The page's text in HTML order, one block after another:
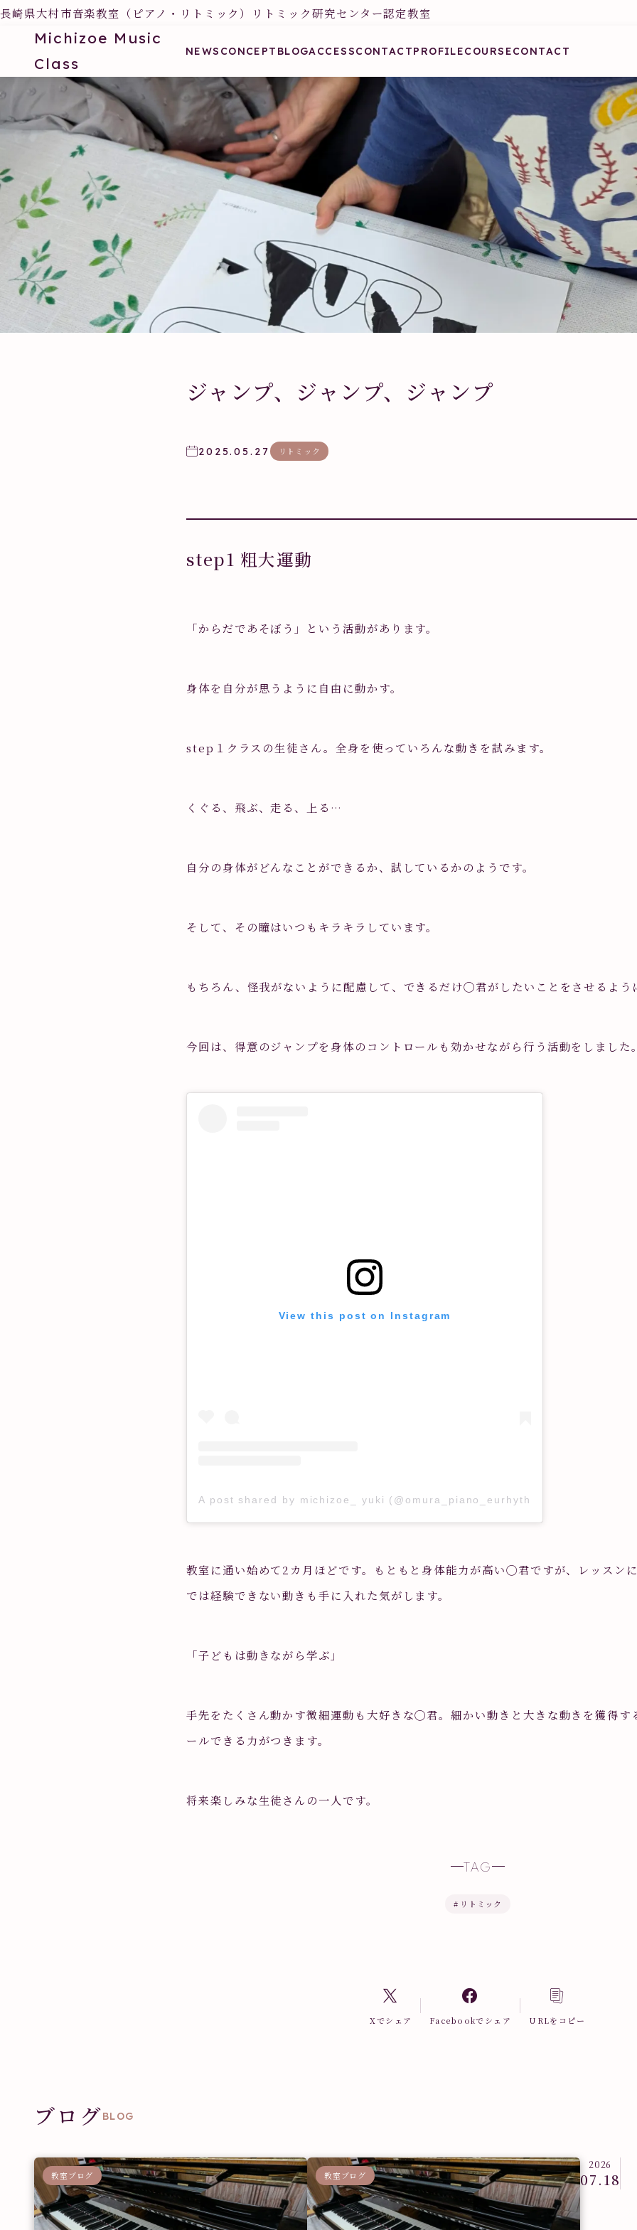
長崎県大村市音楽教室（ピアノ・リトミック）リトミック研究センター認定教室
Michizoe Music
Class
NEWS CONCEPT BLOGACCESSCONTACTPROFILECOURSECONTACT
ジャンプ、ジャンプ、ジャンプ
2025.05.27 リトミック
step1 粗大運動
「からだであそぼう」という活動があります。
身体を自分が思うように自由に動かす。
step１クラスの生徒さん。全身を使っていろんな動きを試みます。
くぐる、飛ぶ、走る、上る…
自分の身体がどんなことができるか、試しているかのようです。
そして、その瞳はいつもキラキラしています。
もちろん、怪我がないように配慮して、できるだけ◯君がしたいことをさせるよう
今回は、得意のジャンプを身体のコントロールも効かせながら行う活動をしました。
View this post on Instagram
A post shared by michizoe_ yuki (@omura_piano_eurhythmics)
教室に通い始めて2カ月ほどです。もともと身体能力が高い◯君ですが、レッスン
では経験できない動きも手に入れた気がします。
「子どもは動きながら学ぶ」
手先をたくさん動かす微細運動も大好きな◯君。細かい動きと大きな動きを獲得す
ールできる力がつきます。
将来楽しみな生徒さんの一人です。
TAG
# リトミック
Xでシェア Facebookでシェア URLをコピー
BLOG
ブログ
教室ブログ 教室ブログ 教室ブログ
2026
07.18